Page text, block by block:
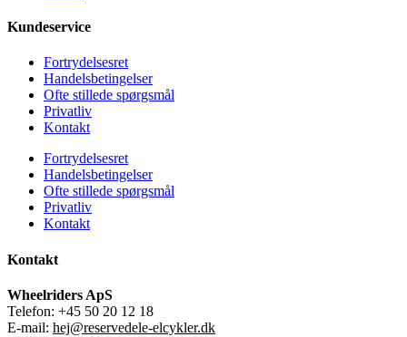
Kundeservice
Fortrydelsesret
Handelsbetingelser
Ofte stillede spørgsmål
Privatliv
Kontakt
Fortrydelsesret
Handelsbetingelser
Ofte stillede spørgsmål
Privatliv
Kontakt
Kontakt
Wheelriders ApS
Telefon: +45 50 20 12 18
E-mail: hej@reservedele-elcykler.dk